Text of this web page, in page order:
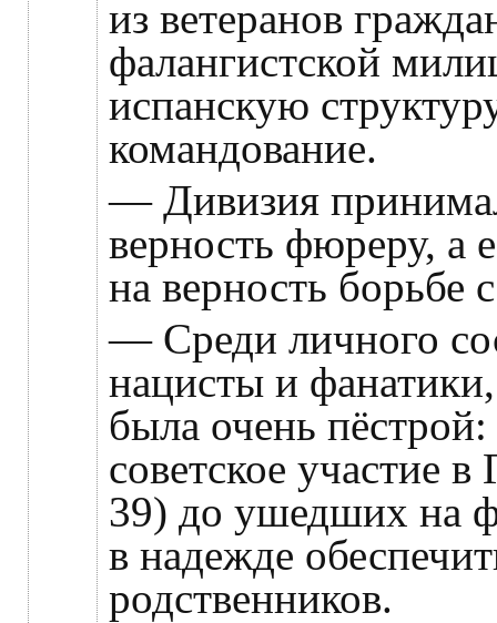
из ветеранов
фалангистской
испанскую
командование.
— Дивизия
верность фюреру,
на верность борьбе
— Среди личного
нацисты и
была очень
советское участие
39) до ушедших на
в надежде
родственников.